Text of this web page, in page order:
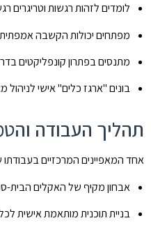
לומדים לזהות רגשות וטריגרים
מפתחים יכולות הקשבה
מתנסים בפתרון קונפליקטים
בונים "ארגז כלים" אישי לניהול
תהליך העבודה
אחד המאפיינים המרכזיים
אבחון מקיף של האקלים הבית-
בניית תוכנית מותאמת אישית